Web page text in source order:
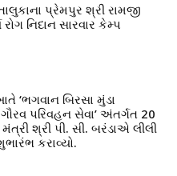
પ્રેમપુર શ્રી રામજી
રોગ નિદાન સારવાર કેમ્પ
‘ભગવાન બિરસા મુંડા
પરિવહન સેવા’ અંતર્ગત 20
શ્રી પી. સી. બરંડાએ લીલી
કરાવ્યો.